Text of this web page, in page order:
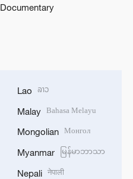
Documentary
Lao ລາວ
Malay Bahasa Melayu
Mongolian Монгол
Myanmar မြန်မာဘာသာ
Nepali नेपाली